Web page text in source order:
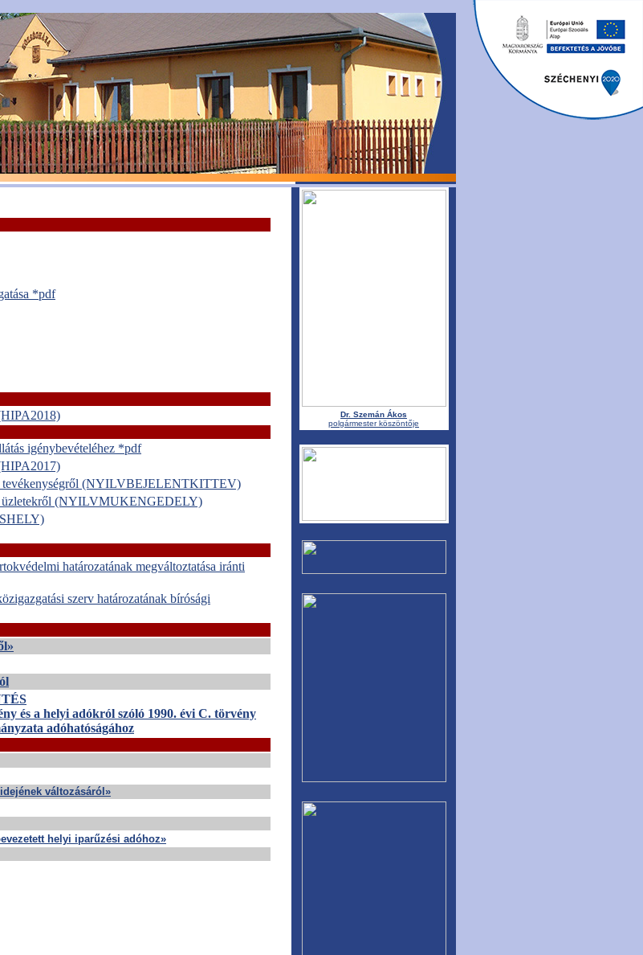
*pdf
igénybevételéhez *pdf
tevékenységről (NYILVBEJELENTKITTEV)
üzletekről (NYILVMUKENGEDELY)
határozatának megváltoztatása iránti
szerv határozatának bírósági
és a helyi adókról szóló 1990. évi C. törvény
adóhatóságához
változásáról»
helyi iparűzési adóhoz»
Dr. Szemán Ákos
polgármester köszöntője